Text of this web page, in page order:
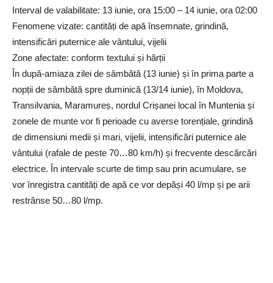
Interval de valabilitate: 13 iunie, ora 15:00 – 14 iunie, ora 02:00
Fenomene vizate: cantități de apă însemnate, grindină,
intensificări puternice ale vântului, vijelii
Zone afectate: conform textului și hărții
În după-amiaza zilei de sâmbătă (13 iunie) și în prima parte a
nopții de sâmbătă spre duminică (13/14 iunie), în Moldova,
Transilvania, Maramureș, nordul Crișanei local în Muntenia și
zonele de munte vor fi perioade cu averse torențiale, grindină
de dimensiuni medii și mari, vijelii, intensificări puternice ale
vântului (rafale de peste 70…80 km/h) și frecvente descărcări
electrice. În intervale scurte de timp sau prin acumulare, se
vor înregistra cantități de apă ce vor depăși 40 l/mp și pe arii
restrânse 50…80 l/mp.